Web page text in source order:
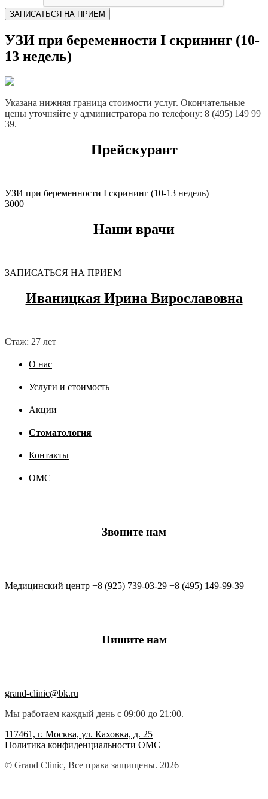
ЗАПИСАТЬСЯ НА ПРИЕМ
УЗИ при беременности I скрининг (10-
13 недель)
Указана нижняя граница стоимости услуг. Окончательные
цены уточняйте у администратора по телефону: 8 (495) 149 99
39.
Прейскурант
УЗИ при беременности I скрининг (10-13 недель)
3000
Наши врачи
ЗАПИСАТЬСЯ НА ПРИЕМ
Иваницкая Ирина Вирославовна
Стаж: 27 лет
О нас
Услуги и стоимость
Акции
Стоматология
Контакты
ОМС
Звоните нам
Медицинский центр +8 (925) 739-03-29 +8 (495) 149-99-39
Пишите нам
grand-clinic@bk.ru
Мы работаем каждый день с 09:00 до 21:00.
117461, г. Москва, ул. Каховка, д. 25
Политика конфиденциальности ОМС
© Grand Clinic, Все права защищены. 2026